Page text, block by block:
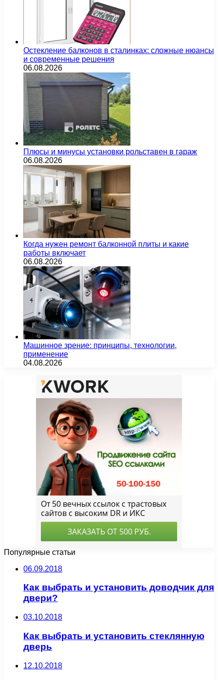
Остекление балконов в сталинках: сложные нюансы
и современные решения
06.08.2026
Плюсы и минусы установки рольставен в гараж
06.08.2026
Когда нужен ремонт балконной плиты и какие
работы включает
06.08.2026
Машинное зрение: принципы, технологии,
применение
04.08.2026
Популярные статьи
06.09.2018
Как выбрать и установить доводчик для
двери?
03.10.2018
Как выбрать и установить стеклянную
дверь
12.10.2018